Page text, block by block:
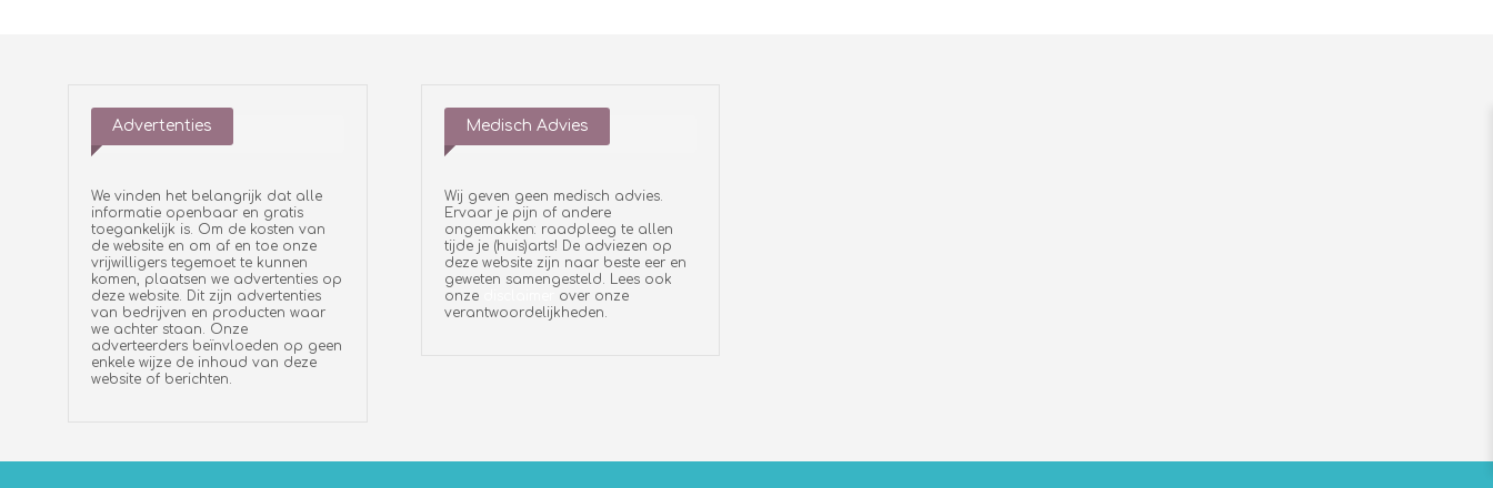
Advertenties
We vinden het belangrijk dat alle
informatie openbaar en gratis
toegankelijk is. Om de kosten van
de website en om af en toe onze
vrijwilligers tegemoet te kunnen
komen, plaatsen we advertenties op
deze website. Dit zijn advertenties
van bedrijven en producten waar
we achter staan. Onze
adverteerders beïnvloeden op geen
enkele wijze de inhoud van deze
website of berichten.
Medisch Advies
Wij geven geen medisch advies.
Ervaar je pijn of andere
ongemakken: raadpleeg te allen
tijde je (huis)arts! De adviezen op
deze website zijn naar beste eer en
geweten samengesteld. Lees ook
onze
over onze
verantwoordelijkheden.